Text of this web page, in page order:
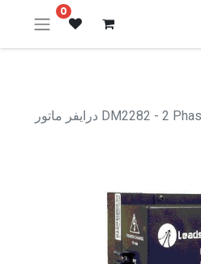
0
DM2282 - 2 Phase Stepper Motor Driver درايفر ماتور